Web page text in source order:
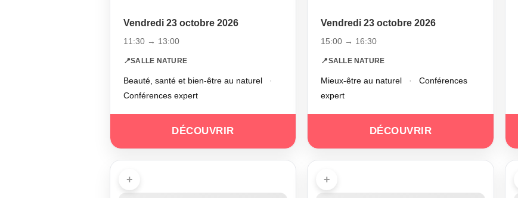
Vendredi 23 octobre 2026
11:30 → 13:00
📍SALLE NATURE
Beauté, santé et bien-être au naturel
·
Conférences expert
DÉCOUVRIR
Vendredi 23 octobre 2026
15:00 → 16:30
📍SALLE NATURE
Mieux-être au naturel ·
Conférences
expert
DÉCOUVRIR
+ +